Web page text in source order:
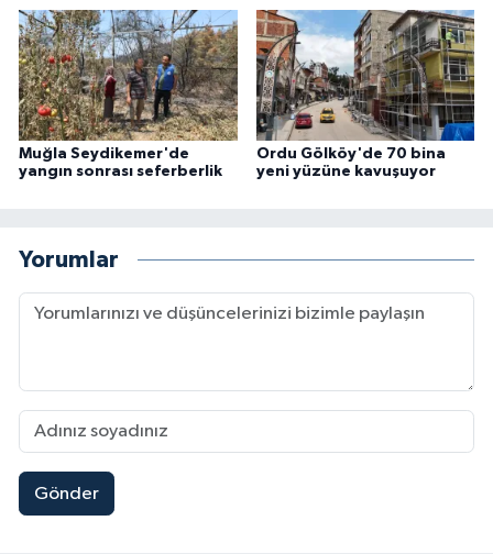
Muğla Seydikemer'de
yangın sonrası seferberlik
Ordu Gölköy'de 70 bina
yeni yüzüne kavuşuyor
Yorumlar
Gönder